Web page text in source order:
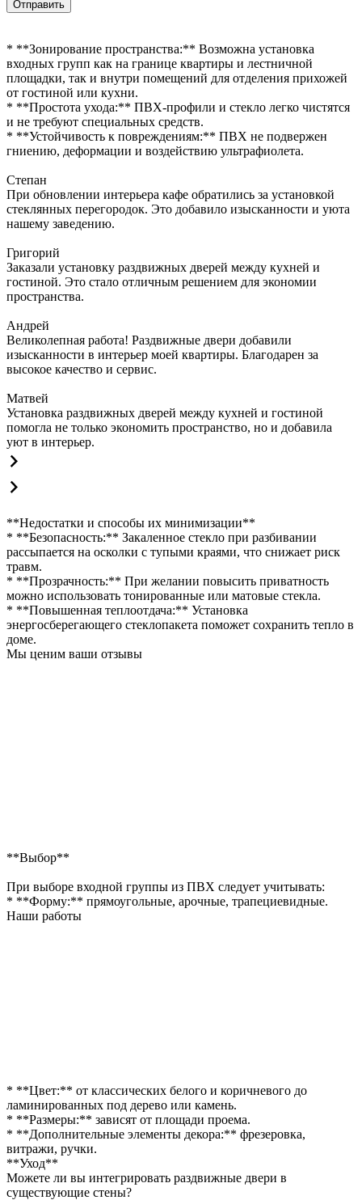
Отправить
* **Зонирование пространства:** Возможна установка
входных групп как на границе квартиры и лестничной
площадки, так и внутри помещений для отделения прихожей
от гостиной или кухни.
* **Простота ухода:** ПВХ-профили и стекло легко чистятся
и не требуют специальных средств.
* **Устойчивость к повреждениям:** ПВХ не подвержен
гниению, деформации и воздействию ультрафиолета.
Степан
При обновлении интерьера кафе обратились за установкой
стеклянных перегородок. Это добавило изысканности и уюта
нашему заведению.
Григорий
Заказали установку раздвижных дверей между кухней и
гостиной. Это стало отличным решением для экономии
пространства.
Андрей
Великолепная работа! Раздвижные двери добавили
изысканности в интерьер моей квартиры. Благодарен за
высокое качество и сервис.
Матвей
Установка раздвижных дверей между кухней и гостиной
помогла не только экономить пространство, но и добавила
уют в интерьер.
**Недостатки и способы их минимизации**
* **Безопасность:** Закаленное стекло при разбивании
рассыпается на осколки с тупыми краями, что снижает риск
травм.
* **Прозрачность:** При желании повысить приватность
можно использовать тонированные или матовые стекла.
* **Повышенная теплоотдача:** Установка
энергосберегающего стеклопакета поможет сохранить тепло в
доме.
Мы ценим ваши отзывы
**Выбор**
При выборе входной группы из ПВХ следует учитывать:
* **Форму:** прямоугольные, арочные, трапециевидные.
Наши работы
* **Цвет:** от классических белого и коричневого до
ламинированных под дерево или камень.
* **Размеры:** зависят от площади проема.
* **Дополнительные элементы декора:** фрезеровка,
витражи, ручки.
**Уход**
Можете ли вы интегрировать раздвижные двери в
существующие стены?